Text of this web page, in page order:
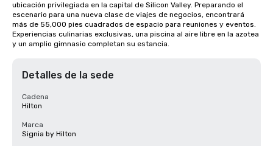
ubicación privilegiada en la capital de Silicon Valley. Preparando el
escenario para una nueva clase de viajes de negocios, encontrará
más de 55,000 pies cuadrados de espacio para reuniones y eventos.
Experiencias culinarias exclusivas, una piscina al aire libre en la azotea
y un amplio gimnasio completan su estancia.
Detalles de la sede
Cadena
Hilton
Marca
Signia by Hilton